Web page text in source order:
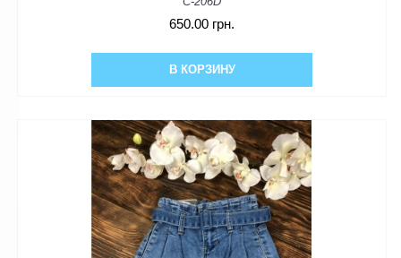
650.00 грн.
В КОРЗИНУ